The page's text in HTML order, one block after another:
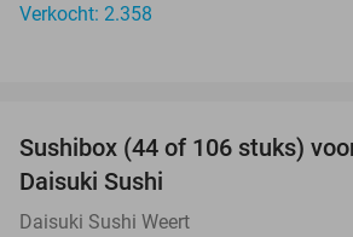
Verkocht: 2.358
Sushibox (44 of 106 stuks)
Daisuki Sushi
Daisuki Sushi Weert